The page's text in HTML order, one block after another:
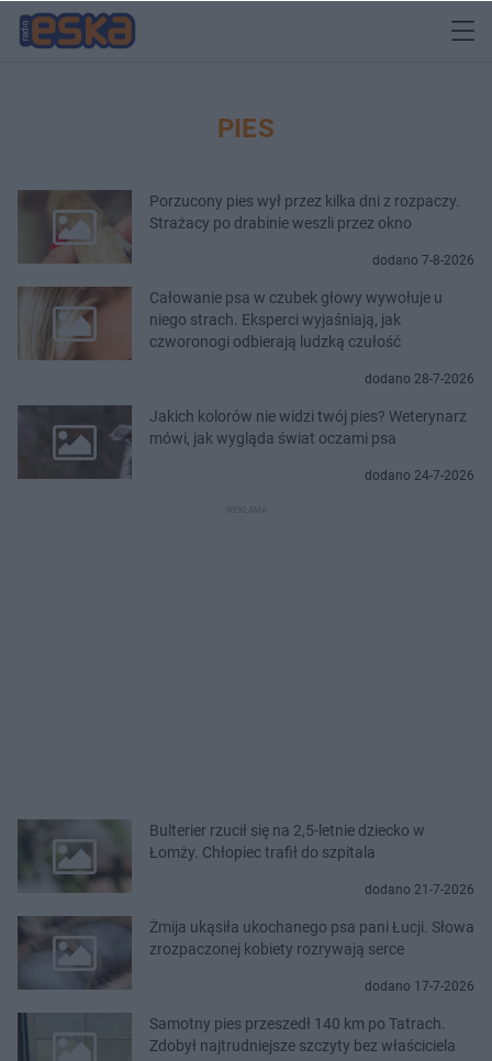
PIES
Porzucony pies wył przez kilka dni z rozpaczy.
Strażacy po drabinie weszli przez okno
dodano 7-8-2026
Całowanie psa w czubek głowy wywołuje u
niego strach. Eksperci wyjaśniają, jak
czworonogi odbierają ludzką czułość
dodano 28-7-2026
Jakich kolorów nie widzi twój pies? Weterynarz
mówi, jak wygląda świat oczami psa
dodano 24-7-2026
Bulterier rzucił się na 2,5-letnie dziecko w
Łomży. Chłopiec trafił do szpitala
dodano 21-7-2026
Żmija ukąsiła ukochanego psa pani Łucji. Słowa
zrozpaczonej kobiety rozrywają serce
dodano 17-7-2026
Samotny pies przeszedł 140 km po Tatrach.
Zdobył najtrudniejsze szczyty bez właściciela